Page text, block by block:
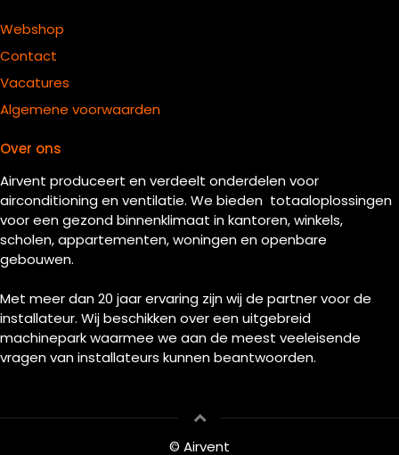
Webshop
Contact
Vacatures
Algemene voorwaarden
Over ons
Airvent produceert en verdeelt onderdelen voor
airconditioning en ventilatie. We bieden totaaloplossingen
voor een gezond binnenklimaat in kantoren, winkels,
scholen, appartementen, woningen en openbare
gebouwen.
Met meer dan 20 jaar ervaring zijn wij de partner voor de
installateur. Wij beschikken over een uitgebreid
machinepark waarmee we aan de meest veeleisende
vragen van installateurs kunnen beantwoorden.
© Airvent